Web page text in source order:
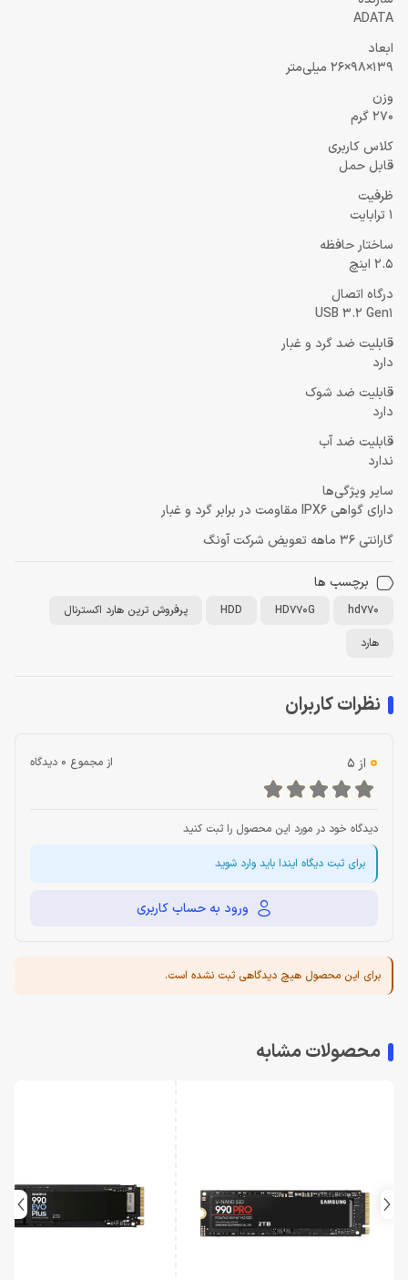
ADATA
ابعاد
139×98×26 میلی‌متر
وزن
270 گرم
کلاس کاربری
قابل حمل
ظرفیت
1 ترابایت
ساختار حافظه
2.5 اینچ
درگاه اتصال
USB 3.2 Gen1
قابلیت ضد گرد و غبار
دارد
قابلیت ضد شوک
دارد
قابلیت ضد آب
ندارد
سایر ویژگی‌ها
دارای گواهی IPX6 مقاومت در برابر گرد و غبار
گارانتی 36 ماهه تعویض شرکت آونگ
برچسب ها
hd770
HD770G
HDD
پرفروش ترین هارد اکسترنال
هارد
نظرات کاربران
0 از 5 از مجموع 0 دیدگاه
دیدگاه خود در مورد این محصول را ثبت کنید
برای ثبت دیگاه ایندا باید وارد شوید
ورود به حساب کاربری
برای این محصول هیچ دیدگاهی ثبت نشده است.
محصولات مشابه